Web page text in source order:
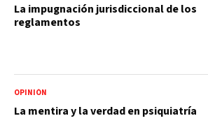
La impugnación jurisdiccional de los
reglamentos
OPINIÓN
La mentira y la verdad en psiquiatría